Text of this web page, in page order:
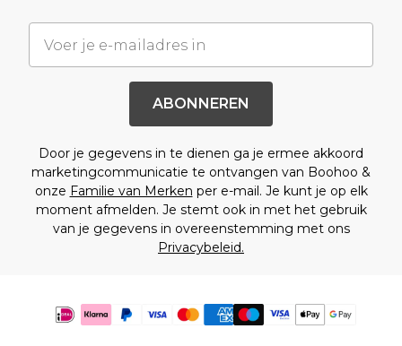
ABONNEREN
Door je gegevens in te dienen ga je ermee akkoord
marketingcommunicatie te ontvangen van Boohoo &
onze Familie van Merken per e-mail. Je kunt je op elk
moment afmelden. Je stemt ook in met het gebruik
van je gegevens in overeenstemming met ons
Privacybeleid.